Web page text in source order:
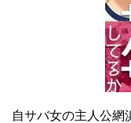
自サバ女の主人公網